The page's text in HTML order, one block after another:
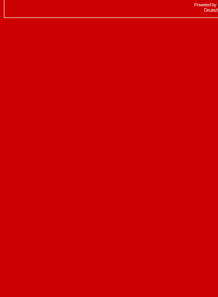
Powered by